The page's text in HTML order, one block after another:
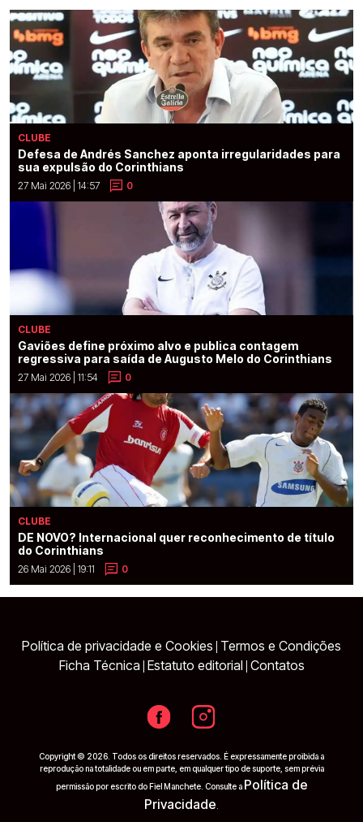
CLUBE
Defesa de Andrés Sanchez aponta irregularidades para
sua expulsão do Corinthians
27 Mai 2026 | 14:57 0
CLUBE
Gaviões define próximo alvo e publica contagem
regressiva para saída de Augusto Melo do Corinthians
27 Mai 2026 | 11:54 0
CLUBE
DE NOVO? Internacional quer reconhecimento de título
do Corinthians
26 Mai 2026 | 19:11 0
Política de privacidade e Cookies Termos e Condições
Ficha Técnica Estatuto editorial Contatos
Copyright © 2026. Todos os direitos reservados. É expressamente proibida a
reprodução na totalidade ou em parte, em qualquer tipo de suporte, sem prévia
permissão por escrito do Fiel Manchete. Consulte a Política de
Privacidade